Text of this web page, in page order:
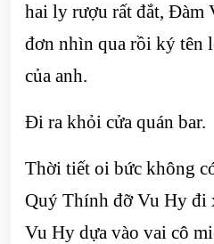
hai ly rượu rất đắt, Đàm
đơn nhìn qua rồi ký tên
của anh.
Đi ra khỏi cửa quán bar.
Thời tiết oi bức không
Quý Thính đỡ Vu Hy đi
Vu Hy dựa vào vai cô